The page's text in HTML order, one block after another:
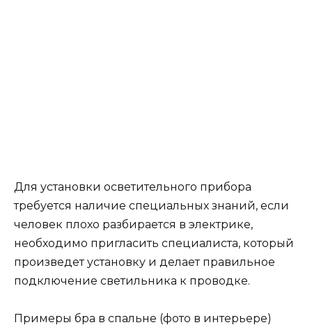
Для установки осветительного прибора
требуется наличие специальных знаний, если
человек плохо разбирается в электрике,
необходимо пригласить специалиста, который
произведет установку и делает правильное
подключение светильника к проводке.
Примеры бра в спальне (фото в интерьере)